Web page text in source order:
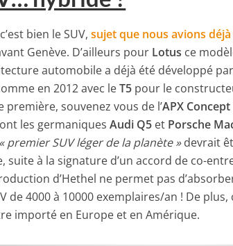
c’est bien le SUV,sujet que nous avions déjà
Genève. D’ailleurs pour Lotus ce
automobile a déjà été développé
en 2012 avec leT5 pour le
première, souvenez vous de l’APX Concept
les germaniquesAudi Q5 et Porsche
« premier SUV léger de la planète »devrait
suite à la signature d’un accord de co-
d’Hethel ne permet pas
4000 à 10000 exemplaires/an ! De
importé en Europe et en Amérique.